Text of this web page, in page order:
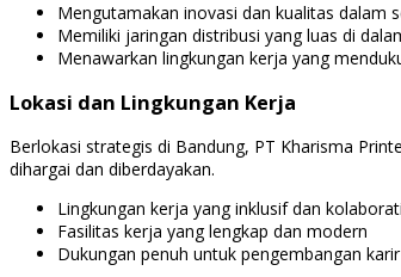
Mengutamakan inovasi dan kualitas dalam
Memiliki jaringan distribusi yang luas di
Menawarkan lingkungan kerja yang
Lokasi dan Lingkungan Kerja
Berlokasi strategis di Bandung, PT Kharisma
dihargai dan diberdayakan.
Lingkungan kerja yang inklusif dan
Fasilitas kerja yang lengkap dan modern
Dukungan penuh untuk pengembangan